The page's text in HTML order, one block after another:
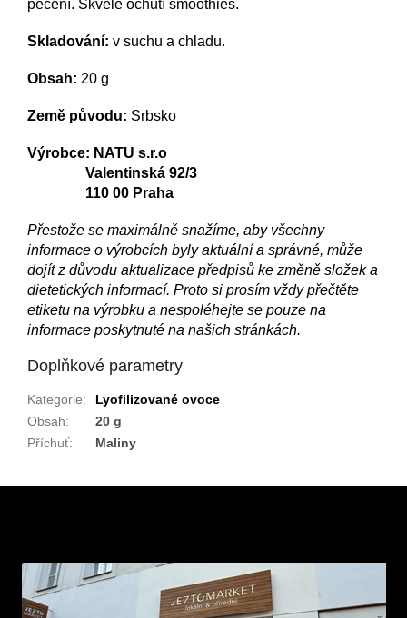
pečení. Skvěle ochutí smoothies.
Skladování: v suchu a chladu.
Obsah: 20 g
Země původu: Srbsko
Výrobce: NATU s.r.o
Valentinská 92/3
110 00 Praha
Přestože se maximálně snažíme, aby všechny
informace o výrobcích byly aktuální a správné, může
dojít z důvodu aktualizace předpisů ke změně složek a
dietetických informací. Proto si prosím vždy přečtěte
etiketu na výrobku a nespoléhejte se pouze na
informace poskytnuté na našich stránkách.
Doplňkové parametry
Kategorie:
Lyofilizované ovoce
Obsah:
20 g
Příchuť: Maliny